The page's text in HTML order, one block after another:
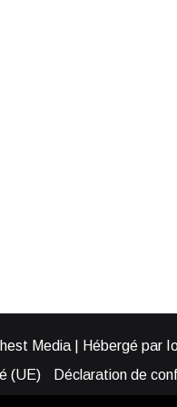
Media | Hébergé par
(UE) Déclaration de